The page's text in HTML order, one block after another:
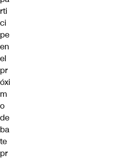
rti
ci
pe
en
el
pr
óxi
m
o
de
ba
te
pr